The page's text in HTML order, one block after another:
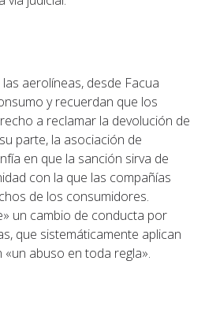
aerolíneas, desde Facua
y recuerdan que los
a reclamar la devolución de
parte, la asociación de
en que la sanción sirva de
con la que las compañías
de los consumidores.
un cambio de conducta por
que sistemáticamente aplican
abuso en toda regla».